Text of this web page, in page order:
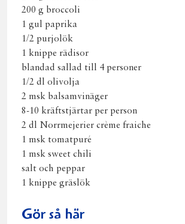
200 g broccoli
1 gul paprika
1/2 purjolök
1 knippe rädisor
blandad sallad till 4 personer
1/2 dl olivolja
2 msk balsamvinäger
8-10 kräftstjärtar per person
2 dl Norrmejerier crème fraiche
1 msk tomatpuré
1 msk sweet chili
salt och peppar
1 knippe gräslök
Gör så här